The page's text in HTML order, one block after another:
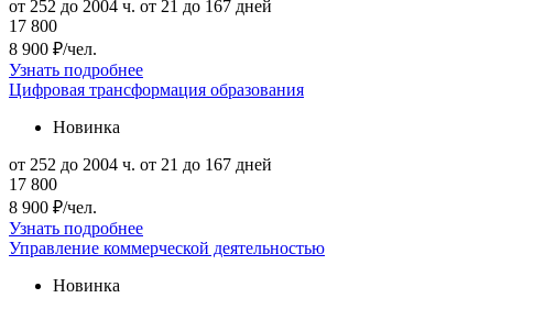
от 252 до 2004 ч. от 21 до 167 дней
17 800
8 900 ₽/чел.
Узнать подробнее
Цифровая трансформация образования
Новинка
от 252 до 2004 ч. от 21 до 167 дней
17 800
8 900 ₽/чел.
Узнать подробнее
Управление коммерческой деятельностью
Новинка